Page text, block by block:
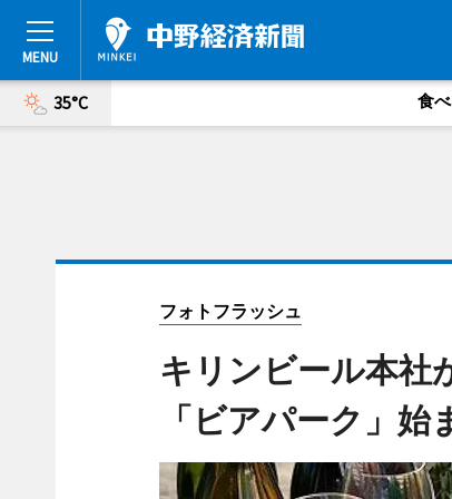
35°C 食
フォトフラッシュ
キリンビール本社
「ビアパーク」始